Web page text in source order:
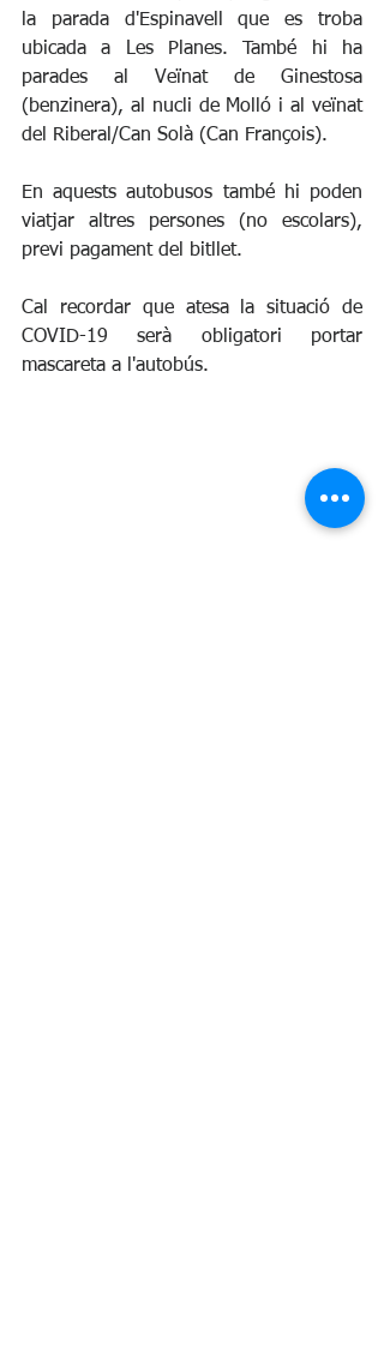
la parada d'Espinavell que es troba
ubicada a Les Planes. També hi ha
parades al Veïnat de Ginestosa
(benzinera), al nucli de Molló i al veïnat
del Riberal/Can Solà (Can François).
En aquests autobusos també hi poden
viatjar altres persones (no escolars),
previ pagament del bitllet.
Cal recordar que atesa la situació de
COVID-19 serà obligatori portar
mascareta a l'autobús.